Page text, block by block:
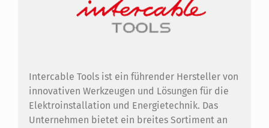
Intercable Tools ist ein führender Hersteller von
innovativen Werkzeugen und Lösungen für die
Elektroinstallation und Energietechnik. Das
Unternehmen bietet ein breites Sortiment an